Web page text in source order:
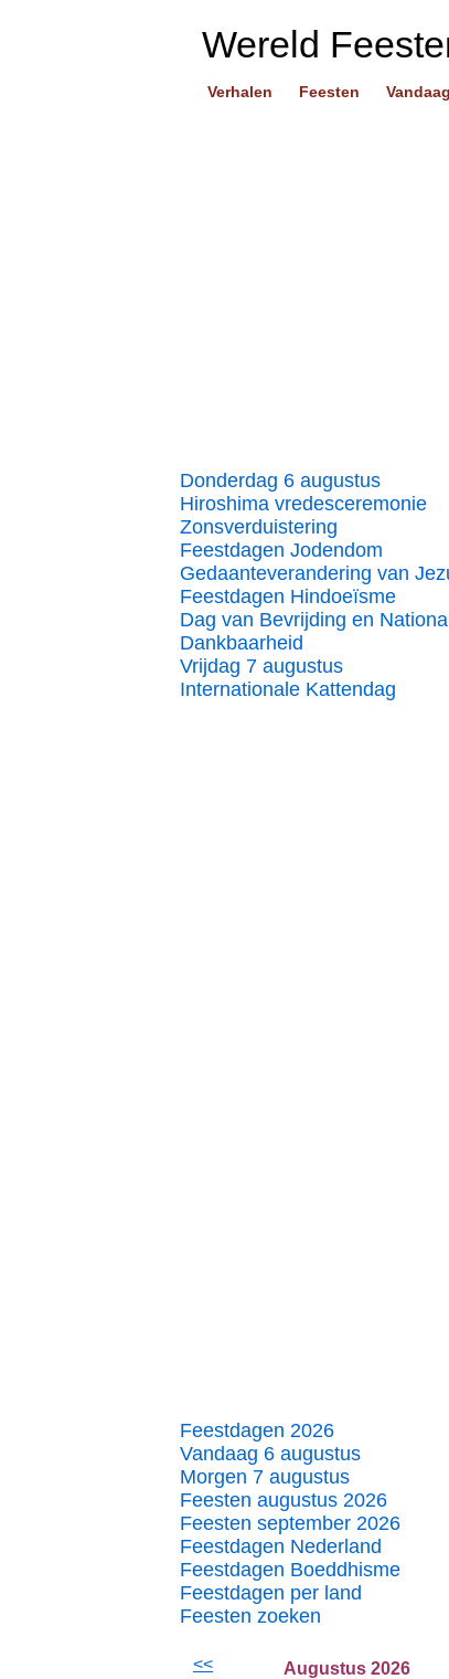
Wereld
Verhalen Feesten
Donderdag 6 augustus
Hiroshima vredesceremonie
Zonsverduistering
Feestdagen Jodendom
Gedaanteverandering van
Feestdagen Hindoeïsme
Dag van Bevrijding en
Dankbaarheid
Vrijdag 7 augustus
Internationale Kattendag
Feestdagen 2026
Vandaag 6 augustus
Morgen 7 augustus
Feesten augustus 2026
Feesten september 2026
Feestdagen Nederland
Feestdagen Boeddhisme
Feestdagen per land
Feesten zoeken
<< Augustus 2026